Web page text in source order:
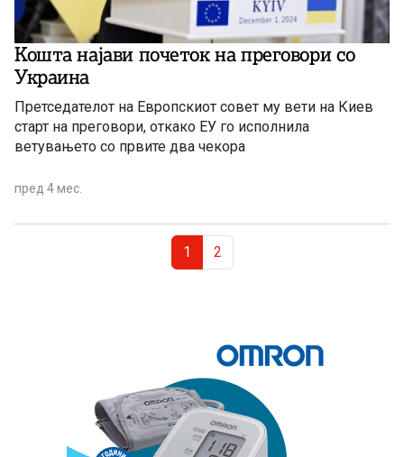
Кошта најави почеток на преговори со
Украина
Претседателот на Европскиот совет му вети на Киев
старт на преговори, откако ЕУ го исполнила
ветувањето со првите два чекора
пред 4 мес.
Current Page
1 Page
2